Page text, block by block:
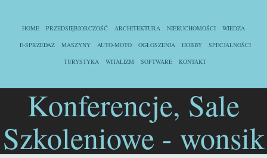
HOME PRZEDSIĘBIORCZOŚĆ ARCHITEKTURA NIERUCHOMOŚCI
WIEDZA
E-SPRZEDAŻ
MASZYNY AUTO-MOTO OGŁOSZENIA HOBBY
SPECJALNOŚCI
TURYSTYKA
WITALIZM SOFTWARE KONTAKT
Konferencje, Sale
Szkoleniowe - wonsik